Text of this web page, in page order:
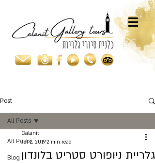
Post
All Posts
Blog
All Posts
גלריית ניופורט סטריט בלונדון
Calanit
Jul 2, 20192 min read